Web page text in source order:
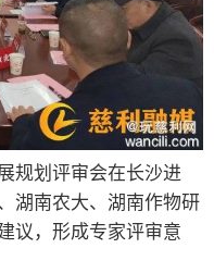
划评审会在长沙进
湖南农大、湖南作物研
议，形成专家评审意